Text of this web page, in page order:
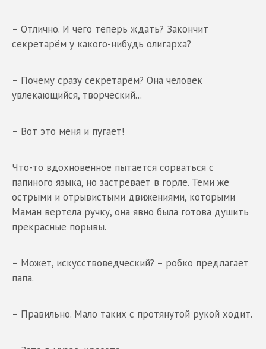
– Отлично. И чего теперь ждать? Закончит
секретарём у какого-нибудь олигарха?
– Почему сразу секретарём? Она человек
увлекающийся, творческий...
– Вот это меня и пугает!
Что-то вдохновенное пытается сорваться с
папиного языка, но застревает в горле. Теми же
острыми и отрывистыми движениями, которыми
Маман вертела ручку, она явно была готова душить
прекрасные порывы.
– Может, искусствоведческий? – робко предлагает
папа.
– Правильно. Мало таких с протянутой рукой ходит.